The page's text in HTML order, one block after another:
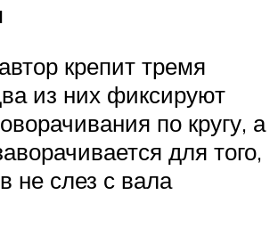
крепит тремя
из них фиксируют
по кругу, а
для того,
не слез с вала